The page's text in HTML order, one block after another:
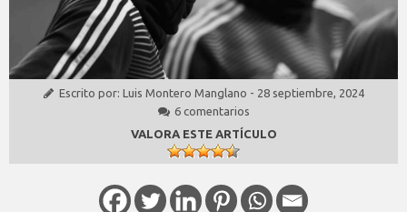
Escrito por: Luis Montero Manglano - 28 septiembre, 2024
6 comentarios
VALORA ESTE ARTÍCULO